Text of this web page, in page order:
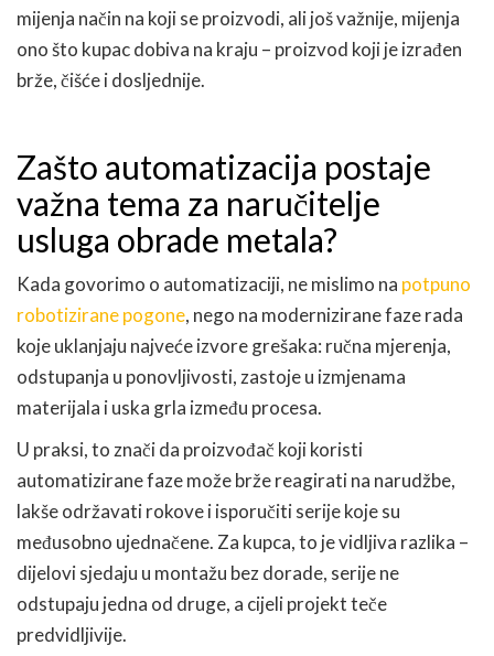
mijenja način na koji se proizvodi, ali još važnije, mijenja
ono što kupac dobiva na kraju – proizvod koji je izrađen
brže, čišće i dosljednije.
Zašto automatizacija postaje
važna tema za naručitelje
usluga obrade metala?
Kada govorimo o automatizaciji, ne mislimo na potpuno
robotizirane pogone, nego na modernizirane faze rada
koje uklanjaju najveće izvore grešaka: ručna mjerenja,
odstupanja u ponovljivosti, zastoje u izmjenama
materijala i uska grla između procesa.
U praksi, to znači da proizvođač koji koristi
automatizirane faze može brže reagirati na narudžbe,
lakše održavati rokove i isporučiti serije koje su
međusobno ujednačene. Za kupca, to je vidljiva razlika –
dijelovi sjedaju u montažu bez dorade, serije ne
odstupaju jedna od druge, a cijeli projekt teče
predvidljivije.